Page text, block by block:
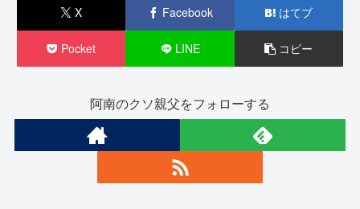
X Facebook はてブ
Pocket LINE コピー
阿南のクソ親父をフォローする